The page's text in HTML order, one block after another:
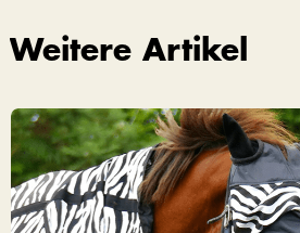
Weitere Artikel